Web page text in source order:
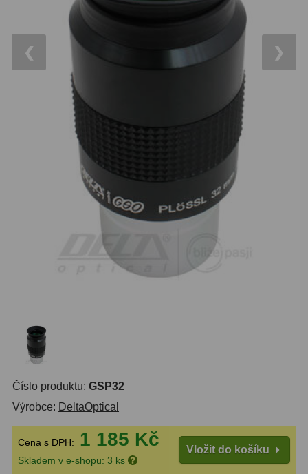
Reklamace
Objednávky
OTA - pouze optika
Do 3000 Kč
Do 6000 Kč 37
Do 10000 Kč
Plössl a Super Plössl
101
ZOOM
ED a Flat Field
Měřící, s mřížkou6
❮ ❯
Číslo produktu: GSP32
Výrobce: DeltaOptical
Cena s DPH: 1 185 Kč
Skladem v e-shopu: 3 ks
Vložit do košíku